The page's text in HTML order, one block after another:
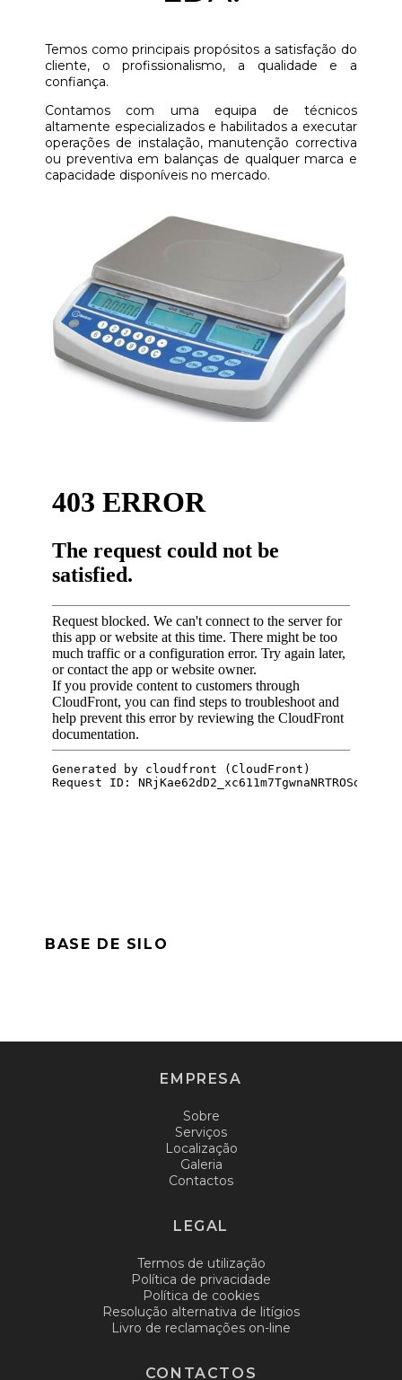
Temos como principais propósitos a satisfação do
cliente, o profissionalismo, a qualidade e a
confiança.
Contamos com uma equipa de técnicos
altamente especializados e habilitados a executar
operações de instalação, manutenção correctiva
ou preventiva em balanças de qualquer marca e
capacidade disponíveis no mercado.
BASE DE SILO
EMPRESA
Sobre
Serviços
Localização
Galeria
Contactos
LEGAL
Termos de utilização
Política de privacidade
Política de cookies
Resolução alternativa de litígios
Livro de reclamações on-line
CONTACTOS